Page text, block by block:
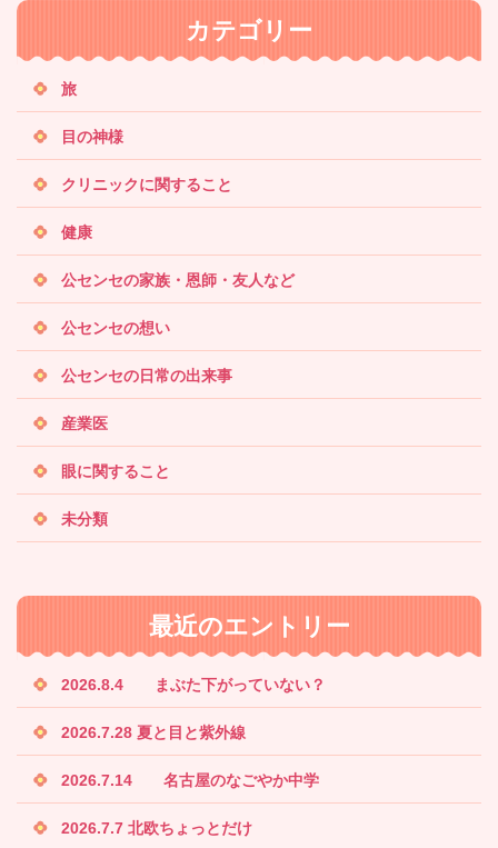
内
索
カテゴリー
旅
目の神様
クリニックに関すること
健康
公センセの家族・恩師・友人など
公センセの想い
公センセの日常の出来事
産業医
眼に関すること
未分類
最近のエントリー
2026.8.4 まぶた下がっていない？
2026.7.28 夏と目と紫外線
2026.7.14 名古屋のなごやか中学
2026.7.7 北欧ちょっとだけ